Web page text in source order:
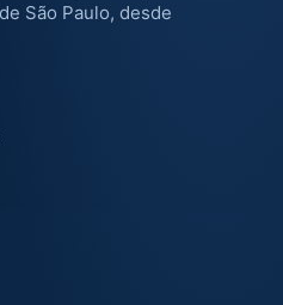
São Paulo, desde